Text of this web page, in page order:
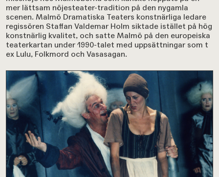
mer lättsam nöjesteater-tradition på den nygamla
scenen. Malmö Dramatiska Teaters konstnärliga ledare
regissören Staffan Valdemar Holm siktade istället på hög
konstnärlig kvalitet, och satte Malmö på den europeiska
teaterkartan under 1990-talet med uppsättningar som t
ex Lulu, Folkmord och Vasasagan.